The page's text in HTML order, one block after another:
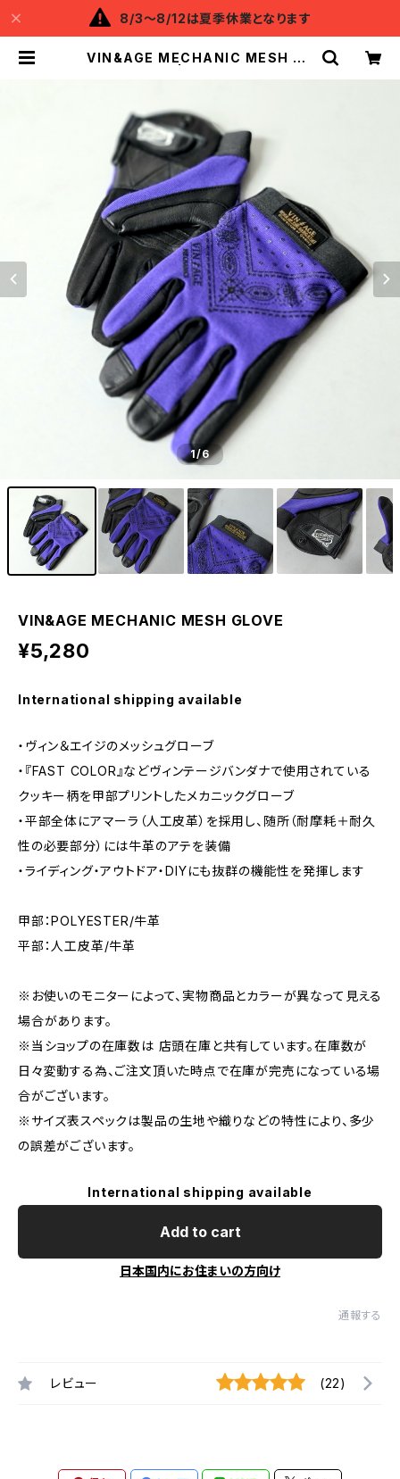
8/3～8/12は夏季休業となります
VIN&AGE MECHANIC MESH GL
1/6
VIN&AGE MECHANIC MESH GLOVE
¥5,280
International shipping available
・ヴィン＆エイジのメッシュグローブ
・『FAST COLOR』などヴィンテージバンダナで使用されている
クッキー柄を甲部プリントしたメカニックグローブ
・平部全体にアマーラ（人工皮革）を採用し、随所（耐摩耗＋耐久
性の必要部分）には牛革のアテを装備
・ライディング・アウトドア・DIYにも抜群の機能性を発揮します
甲部：POLYESTER/牛革
平部：人工皮革/牛革
※お使いのモニターによって、実物商品とカラーが異なって見える
場合があります。
※当ショップの在庫数は 店頭在庫と共有しています。在庫数が
日々変動する為、ご注文頂いた時点で在庫が完売になっている場
合がございます。
※サイズ表スペックは製品の生地や織りなどの特性により、多少
の誤差がございます。
International shipping available
Add to cart
日本国内にお住まいの方向け
通報する
レビュー (22)